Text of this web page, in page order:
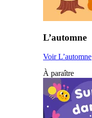
L’automne
Voir L’automne
À paraître